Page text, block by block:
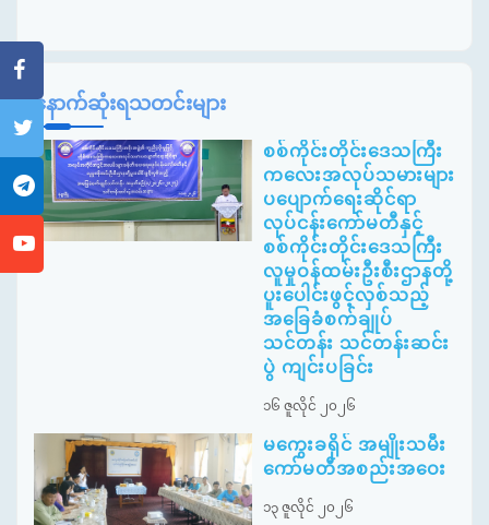
နောက်ဆုံးရသတင်းများ
စစ်ကိုင်းတိုင်းဒေသကြီး
ကလေးအလုပ်သမားများ
ပပျောက်ရေးဆိုင်ရာ
လုပ်ငန်းကော်မတီနှင့်
စစ်ကိုင်းတိုင်းဒေသကြီး
လူမှုဝန်ထမ်းဦးစီးဌာနတို့
ပူးပေါင်းဖွင့်လှစ်သည့်
အခြေခံစက်ချုပ်
သင်တန်း သင်တန်းဆင်း
ပွဲ ကျင်းပခြင်း
၁၆ ဇူလိုင် ၂၀၂၆
မကွေးခရိုင် အမျိုးသမီး
ကော်မတီအစည်းအဝေး
၁၃ ဇူလိုင် ၂၀၂၆